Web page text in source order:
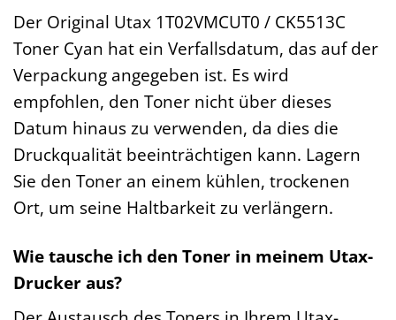
Der Original Utax 1T02VMCUT0 / CK5513C
Toner Cyan hat ein Verfallsdatum, das auf der
Verpackung angegeben ist. Es wird
empfohlen, den Toner nicht über dieses
Datum hinaus zu verwenden, da dies die
Druckqualität beeinträchtigen kann. Lagern
Sie den Toner an einem kühlen, trockenen
Ort, um seine Haltbarkeit zu verlängern.
Wie tausche ich den Toner in meinem Utax-
Drucker aus?